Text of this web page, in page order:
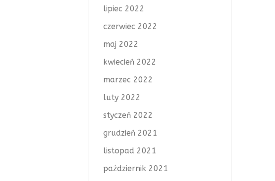
lipiec 2022
czerwiec 2022
maj 2022
kwiecień 2022
marzec 2022
luty 2022
styczeń 2022
grudzień 2021
listopad 2021
październik 2021